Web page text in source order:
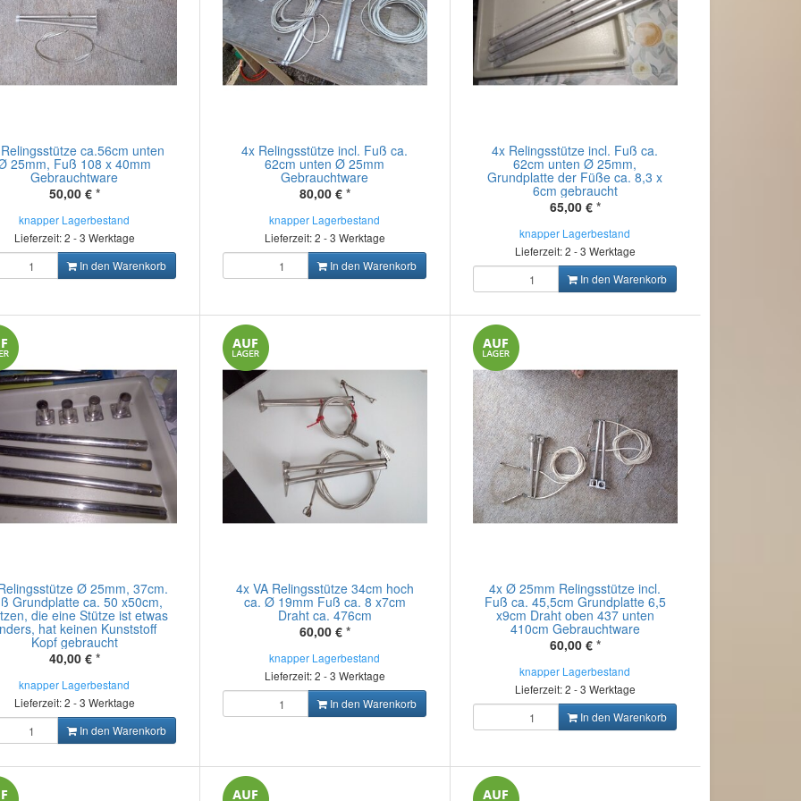
ca.56cm unten
25mm, Fuß 108 x 40mm
Gebrauchtware
50,00 € *
knapper Lagerbestand
Lieferzeit: 2 - 3 Werktage
In den Warenkorb
4x Relingsstütze incl. Fuß ca.
62cm unten Ø 25mm
Gebrauchtware
80,00 € *
knapper Lagerbestand
Lieferzeit: 2 - 3 Werktage
In den Warenkorb
4x Relingsstütze incl. Fuß ca.
62cm unten Ø 25mm,
Grundplatte der Füße ca. 8,3 x
6cm gebraucht
65,00 € *
knapper Lagerbestand
Lieferzeit: 2 - 3 Werktage
In den Warenkorb
Ø 25mm, 37cm.
Grundplatte ca. 50 x50cm,
die eine Stütze ist etwas
hat keinen Kunststoff
Kopf gebraucht
40,00 € *
knapper Lagerbestand
Lieferzeit: 2 - 3 Werktage
In den Warenkorb
4x VA Relingsstütze 34cm hoch
ca. Ø 19mm Fuß ca. 8 x7cm
Draht ca. 476cm
60,00 € *
knapper Lagerbestand
Lieferzeit: 2 - 3 Werktage
In den Warenkorb
4x Ø 25mm Relingsstütze incl.
Fuß ca. 45,5cm Grundplatte 6,5
x9cm Draht oben 437 unten
410cm Gebrauchtware
60,00 € *
knapper Lagerbestand
Lieferzeit: 2 - 3 Werktage
In den Warenkorb